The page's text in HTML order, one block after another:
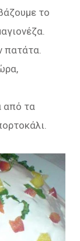
το
πατάτα.
από τα